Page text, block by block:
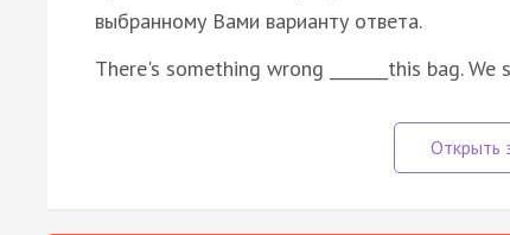
выбранному Вами варианту ответа.
There's something wrong _______this bag.